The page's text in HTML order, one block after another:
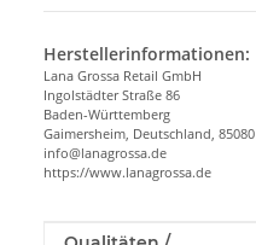
Herstellerinformationen:
Lana Grossa Retail GmbH
Ingolstädter Straße 86
Baden-Württemberg
Gaimersheim, Deutschland, 85080
info@lanagrossa.de
https://www.lanagrossa.de